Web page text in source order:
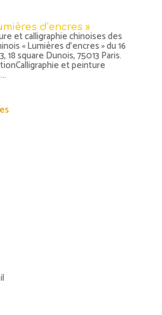
d’encres »
et calligraphie chinoises des
« Lumières d’encres » du 16
18 square Dunois, 75013 Paris.
et peinture